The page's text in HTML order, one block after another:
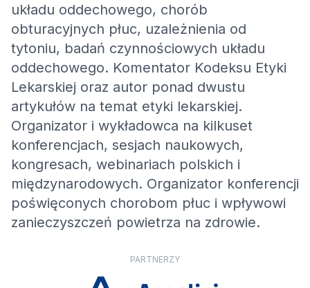
układu oddechowego, chorób
obturacyjnych płuc, uzależnienia od
tytoniu, badań czynnościowych układu
oddechowego. Komentator Kodeksu Etyki
Lekarskiej oraz autor ponad dwustu
artykułów na temat etyki lekarskiej.
Organizator i wykładowca na kilkuset
konferencjach, sesjach naukowych,
kongresach, webinariach polskich i
międzynarodowych. Organizator konferencji
poświęconych chorobom płuc i wpływowi
zanieczyszczeń powietrza na zdrowie.
PARTNERZY